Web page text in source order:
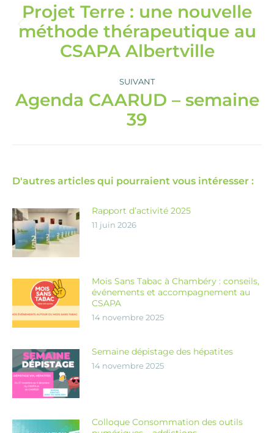
Article
précédent
:
Projet Terre : une nouvelle
méthode thérapeutique au
CSAPA Albertville
SUIVANT
Article
suivant
:
Agenda CAARUD – semaine
39
D'autres articles qui pourraient vous intéresser :
Rapport d’activité 2025
11 juin 2026
Mois Sans Tabac à Chambéry : conseils,
événements et accompagnement au
CSAPA
14 novembre 2025
Semaine dépistage des hépatites
14 novembre 2025
Colloque Consommation des outils